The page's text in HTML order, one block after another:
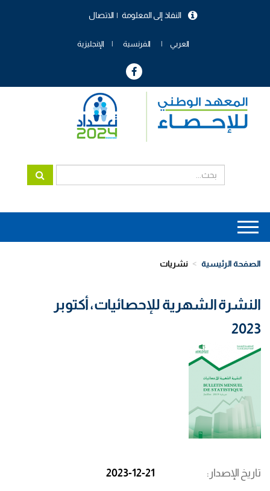
الاتصال النفاذ إلى المعلومة
العربي الفرنسية الإنجليزية
Main
navigation
الصفحة الرئيسية نشريات
النشرة الشهرية للإحصائيات، أكتوبر
2023
تاريخ الإصدار 2023-12-21